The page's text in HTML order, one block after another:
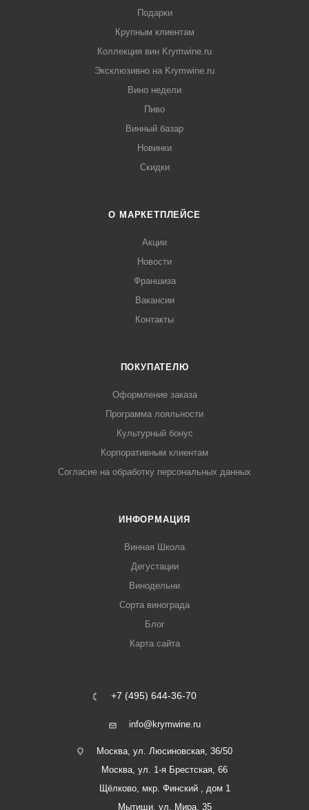
Подарки
Крупным клиентам
Коллекция вин Krymwine.ru
Эксклюзивно на Krymwine.ru
Вино недели
Пиво
Винный базар
Новинки
Скидки
О МАРКЕТПЛЕЙСЕ
Акции
Новости
Франшиза
Вакансии
Контакты
ПОКУПАТЕЛЮ
Оформление заказа
Программа лояльности
Культурный бонус
Корпоративным клиентам
Согласие на обработку персональных данных
ИНФОРМАЦИЯ
Винная Школа
Дегустации
Винодельни
Сорта винограда
Блог
Карта сайта
+7 (495) 644-36-70
info@krymwine.ru
Москва, ул. Люсиновская, 36/50
Москва, ул. 1-я Брестская, 66
Щёлково, мкр. Финский , дом 1
Мытищи, ул. Мира, 35